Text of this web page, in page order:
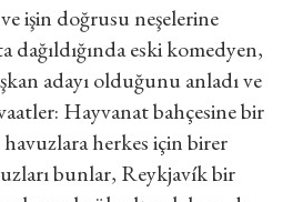
işin doğrusu neşelerine
dağıldığında eski komedyen,
adayı olduğunu anladı ve
Hayvanat bahçesine bir
herkes için birer
bunlar, Reykjavík bir